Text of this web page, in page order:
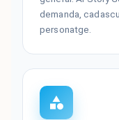
demanda,
personatge.